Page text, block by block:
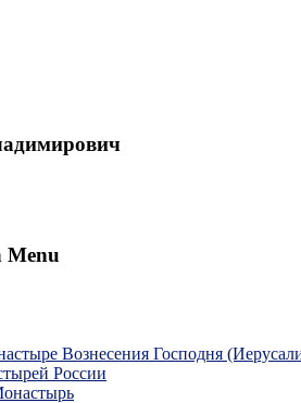
Menu
Вознесения Господня
России